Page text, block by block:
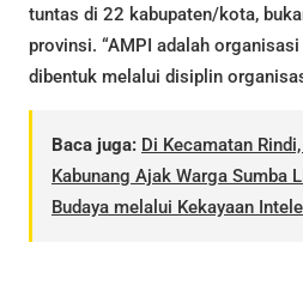
tuntas di 22 kabupaten/kota,
provinsi. “AMPI adalah
dibentuk melalui disiplin
Baca juga: Di Kecamatan
Kabunang Ajak Warga Sumba
Budaya melalui Kekayaan